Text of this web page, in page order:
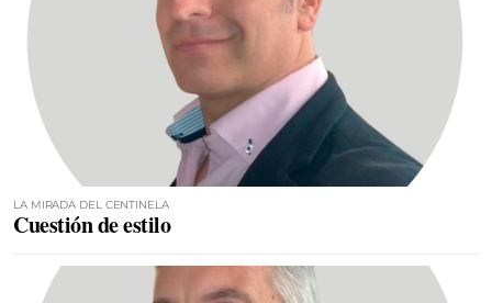
LA MIRADA DEL CENTINELA
Cuestión de estilo